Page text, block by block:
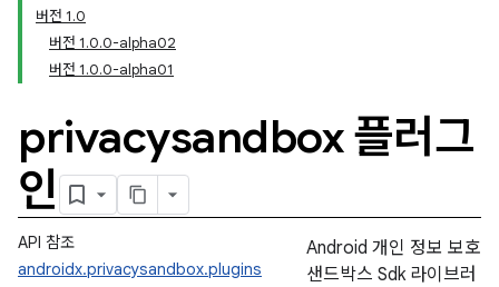
버전 1.0
버전 1.0.0-alpha02
버전 1.0.0-alpha01
privacysandbox 플러그
인
API 참조
androidx.privacysandbox.plugins
Android 개인 정보 보호
샌드박스 Sdk 라이브러